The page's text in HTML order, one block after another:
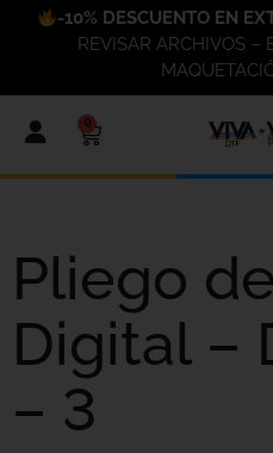
-10% DESCUENTO EN
REVISAR ARCHIVOS –
0
Pliego
Digital –
– 3